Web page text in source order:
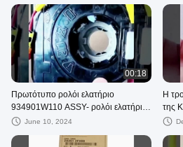
00:18
Πρωτότυπο ρολόι ελατήριο
934901W110 ASSY- ρολόι ελατήριο
για KIA Rio HYUNDAI Sonata
June 10, 2024
Η
της